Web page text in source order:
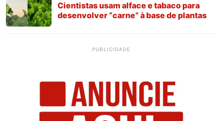
Cientistas usam alface e tabaco para
desenvolver “carne” à base de plantas
PUBLICIDADE